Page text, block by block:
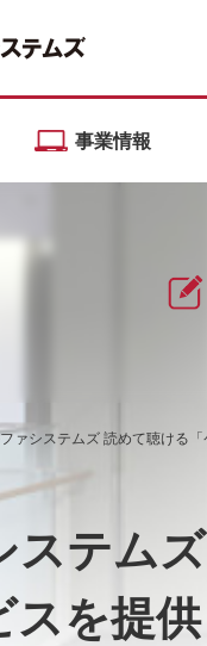
事業情報
ァシステムズ 読めて聴ける
テム
を提